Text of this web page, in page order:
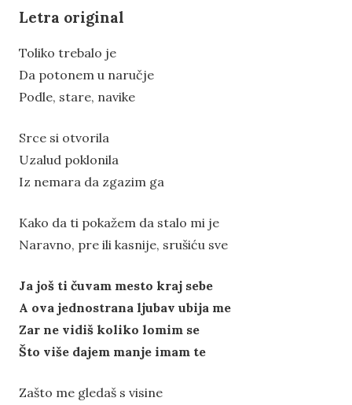
Letra original
Toliko trebalo je
Da potonem u naručje
Podle, stare, navike
Srce si otvorila
Uzalud poklonila
Iz nemara da zgazim ga
Kako da ti pokažem da stalo mi je
Naravno, pre ili kasnije, srušiću sve
Ja još ti čuvam mesto kraj sebe
A ova jednostrana ljubav ubija me
Zar ne vidiš koliko lomim se
Što više dajem manje imam te
Zašto me gledaš s visine